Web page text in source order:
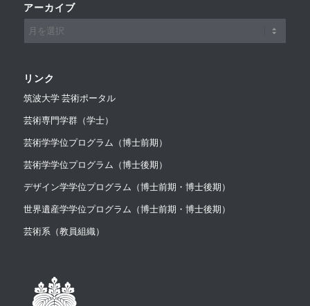
アーカイブ
リンク
筑波大学 芸術ポータル
芸術専門学群（学士）
芸術学学位プログラム（博士前期）
芸術学学位プログラム（博士後期）
デザイン学学位プログラム（博士前期・博士後期）
世界遺産学学位プログラム（博士前期・博士後期）
芸術系（教員組織）